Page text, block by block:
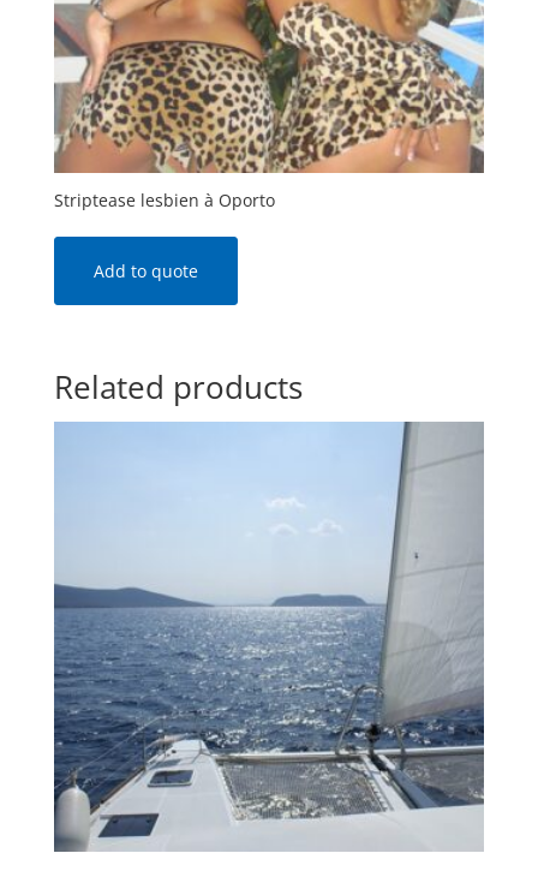
Striptease lesbien à Oporto
Add to quote
Related products